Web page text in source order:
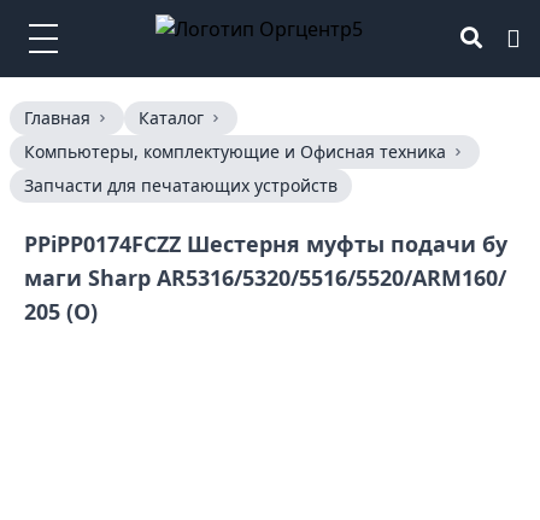
Главная
Каталог
Компьютеры, комплектующие и Офисная техника
Запчасти для печатающих устройств
PPiPP0174FCZZ Шестерня муфты подачи бу
маги Sharp AR5316/5320/5516/5520/ARM160/
205 (O)